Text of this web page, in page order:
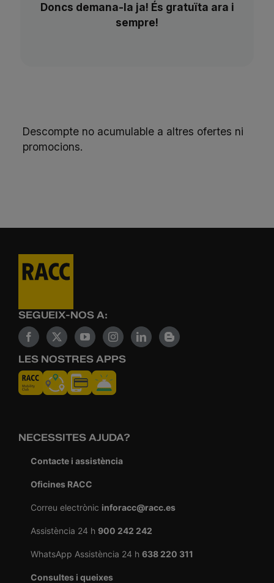
Doncs demana-la ja! És gratuïta ara i
sempre!
Descompte no acumulable a altres ofertes ni
promocions.
SEGUEIX-NOS A:
LES NOSTRES APPS
NECESSITES AJUDA?
Contacte i assistència
Oficines RACC
Correu electrònic inforacc@racc.es
Assistència 24 h 900 242 242
WhatsApp Assistència 24 h 638 220 311
Consultes i queixes